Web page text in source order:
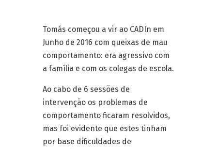
Tomás começou a vir ao CADIn em
Junho de 2016 com queixas de mau
comportamento: era agressivo com
a família e com os colegas de escola.
Ao cabo de 6 sessões de
intervenção os problemas de
comportamento ficaram resolvidos,
mas foi evidente que estes tinham
por base dificuldades de